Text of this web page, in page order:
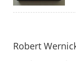
Robert